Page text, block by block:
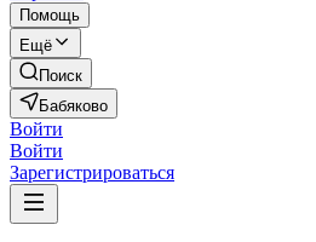
Помощь
Ещё
Поиск
Бабяково
Войти
Войти
Зарегистрироваться